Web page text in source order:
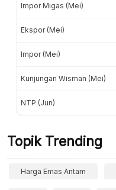
Impor Migas (Mei)
Ekspor (Mei)
Impor (Mei)
Kunjungan Wisman (Mei)
NTP (Jun)
Topik Trending
Harga Emas Antam